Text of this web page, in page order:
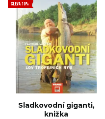
SLEVA 10%
Sladkovodní giganti,
knižka